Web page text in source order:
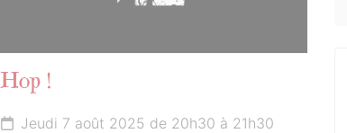
Hop !
Jeudi 7 août 2025 de 20h30 à 21h30